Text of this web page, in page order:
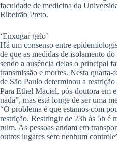
faculdade de medicina da
Ribeirão Preto.
‘Enxugar gelo’
Há um consenso entre
de que as medidas de isolamento
sendo a ausência delas o principal
transmissão e mortes. Nesta
de São Paulo determinou a
Para Ethel Maciel, pós-doutora em
nada”, mas está longe de ser uma
“O problema é que estamos com
restrição. Restringir de 23h às 5h é
ruim. As pessoas andam em
outros lugares sem nenhum